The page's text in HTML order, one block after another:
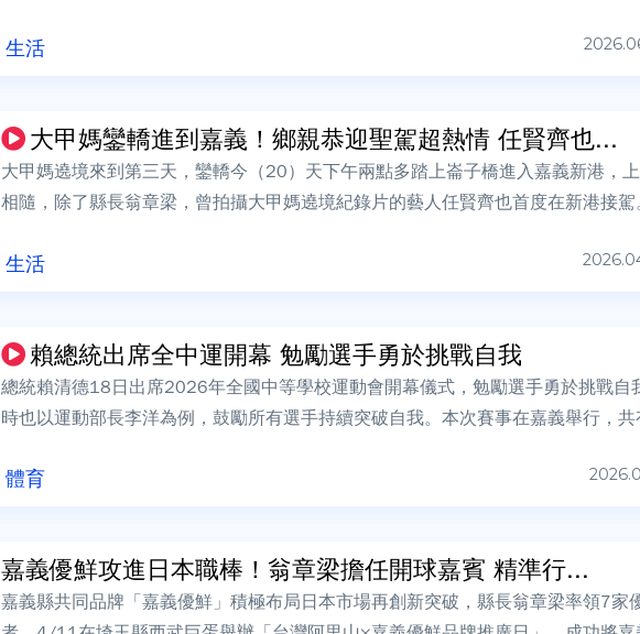
生活
生活
大甲媽鑾轎進到嘉義！鄉親恭迎聖駕超熱情 任賢齊也...
大甲媽遶境來到第三天，鑾轎今（20）天下午兩點多踏上崙子橋進入嘉義新港，
相隨，除了縣長翁章梁，曾拍攝大甲媽遶境紀錄片的藝人任賢齊也首度在新港接駕
體育
賴總統出席全中運開幕 勉勵選手勇於挑戰自我
總統賴清德18日出席2026年全國中等學校運動會開幕儀式，勉勵選手勇於挑戰自
時也以運動部長李洋為例，鼓勵所有選手持續突破自我。本次賽事在嘉義舉行，
嘉義優鮮攻進日本職棒！翁章梁擔任開球嘉賓 精準行...
嘉義縣共同品牌「嘉義優鮮」積極布局日本市場再創新突破，縣長翁章梁率領7家